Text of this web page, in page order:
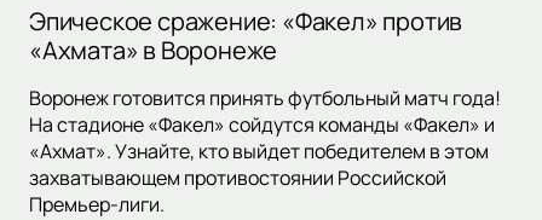
Эпическое сражение: «Факел» против
«Ахмата» в Воронеже
Воронеж готовится принять футбольный матч года!
На стадионе «Факел» сойдутся команды «Факел» и
«Ахмат». Узнайте, кто выйдет победителем в этом
захватывающем противостоянии Российской
Премьер-лиги.